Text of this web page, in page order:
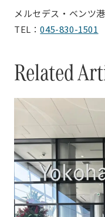
メルセデス・ベンツ
TEL：045-830-1501
Related